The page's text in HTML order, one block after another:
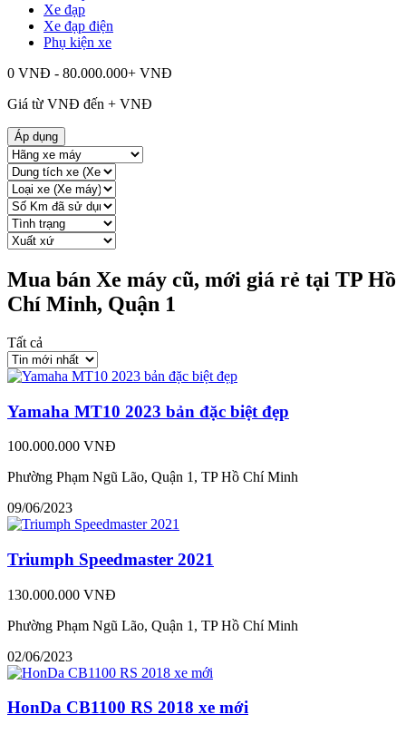
Xe đạp
Xe đạp điện
Phụ kiện xe
0 VNĐ - 80.000.000+ VNĐ
Giá từ VNĐ đến + VNĐ
Áp dụng
Mua bán Xe máy cũ, mới giá rẻ tại TP Hồ
Chí Minh, Quận 1
Tất cả
Yamaha MT10 2023 bản đặc biệt đẹp
100.000.000 VNĐ
Phường Phạm Ngũ Lão, Quận 1, TP Hồ Chí Minh
09/06/2023
Triumph Speedmaster 2021
130.000.000 VNĐ
Phường Phạm Ngũ Lão, Quận 1, TP Hồ Chí Minh
02/06/2023
HonDa CB1100 RS 2018 xe mới